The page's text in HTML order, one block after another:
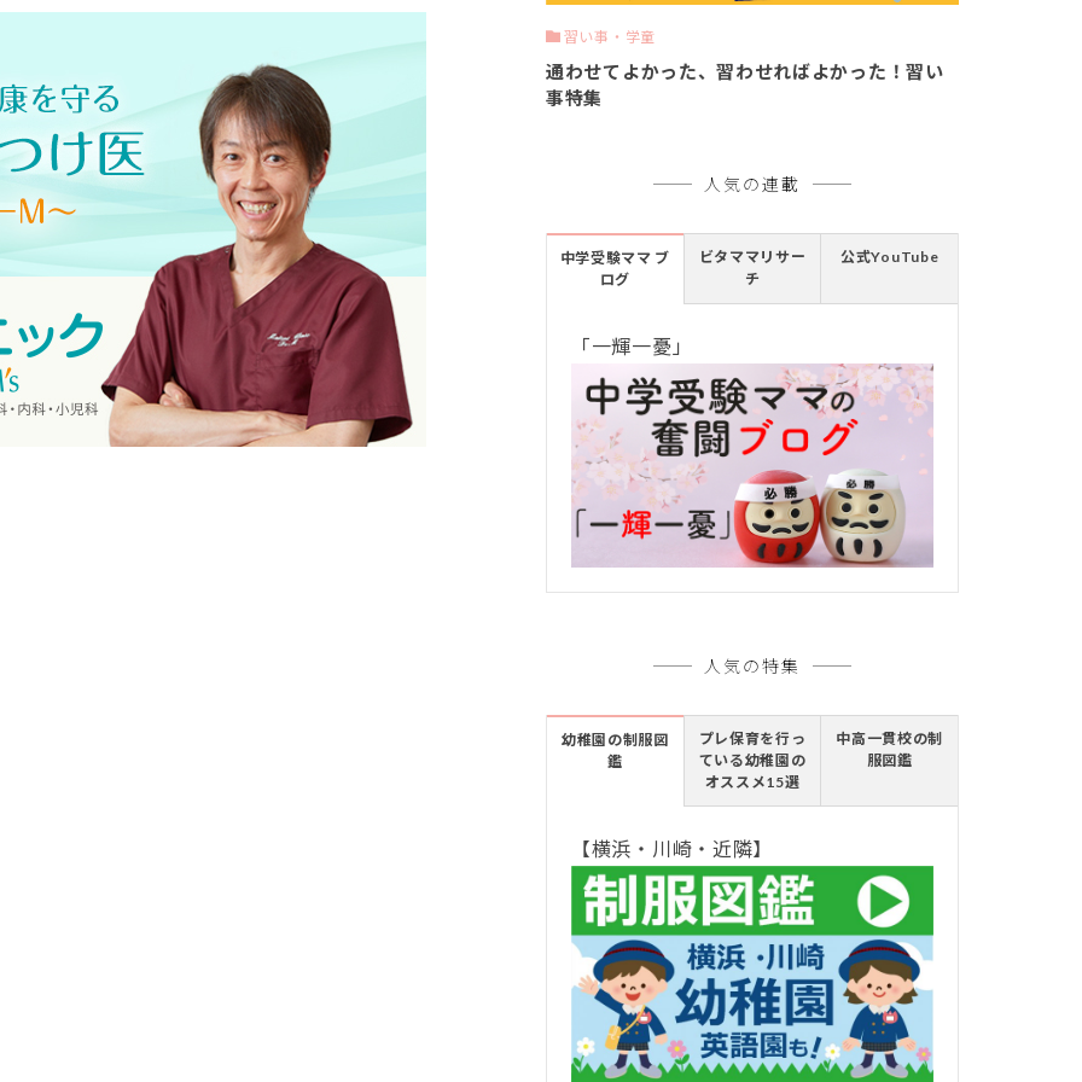
習い事・学童
通わせてよかった、習わせればよかった！習い
事特集
人気の連載
中学受験ママ ブ
ログ
ビタママリサー
チ
公式YouTube
「一輝一憂」
人気の特集
幼稚園の制服図
鑑
プレ保育を行っ
ている幼稚園の
オススメ15選
中高一貫校の制
服図鑑
【横浜・川崎・近隣】